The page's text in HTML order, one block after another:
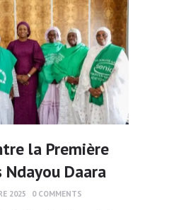
la Première
Daara
2025 0 COMMENTS